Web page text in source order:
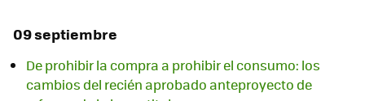
09 septiembre
De prohibir la compra a prohibir el consumo: los
cambios del recién aprobado anteproyecto de